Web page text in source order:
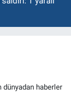
haberler